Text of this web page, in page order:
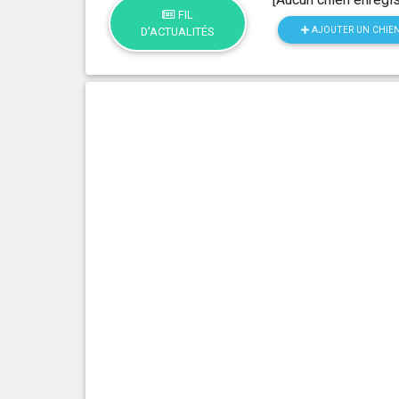
FIL
D'ACTUALITÉS
AJOUTER UN